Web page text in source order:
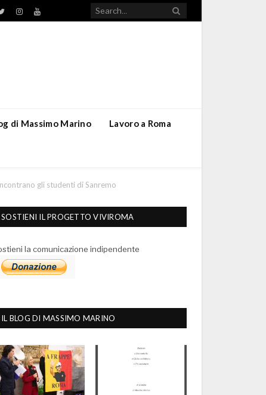
TwitterInstagramYouTube
di Massimo Marino Lavoro a Roma
gli studenti di Sanremo
SOSTIENI IL PROGETTO VIVIROMA
la comunicazione indipendente
IL BLOG DI MASSIMO MARINO